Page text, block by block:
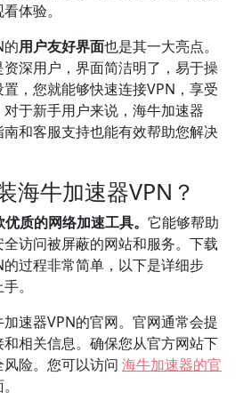
体验。
的用户友好界面也是其一大亮点。
深用户，界面简洁明了，易于操
，您就能够快速连接VPN，享受
于新手用户来说，海牛加速器
和客服支持也能有效帮助您解决
海牛加速器VPN？
质的网络加速工具。 它能够帮助
访问被屏蔽的网站和服务。下载
过程非常简单，以下是详细步
。
速器VPN的官网。官网通常会提
相关信息。确保您从官方网站下
险。您可以访问 海牛加速器的官